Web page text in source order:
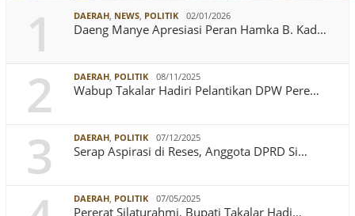
1 DAERAH, NEWS, POLITIK 02/01/2026
Daeng Manye Apresiasi Peran Hamka B. Kad…
2 DAERAH, POLITIK 08/11/2025
Wabup Takalar Hadiri Pelantikan DPW Pere…
3 DAERAH, POLITIK 07/12/2025
Serap Aspirasi di Reses, Anggota DPRD Si…
DAERAH, POLITIK 07/05/2025
Pererat Silaturahmi, Bupati Takalar Hadi…